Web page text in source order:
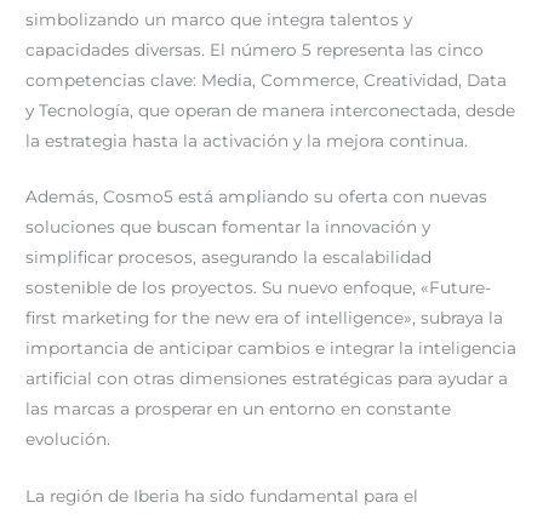
simbolizando un marco que integra talentos y
capacidades diversas. El número 5 representa las cinco
competencias clave: Media, Commerce, Creatividad, Data
y Tecnología, que operan de manera interconectada, desde
la estrategia hasta la activación y la mejora continua.
Además, Cosmo5 está ampliando su oferta con nuevas
soluciones que buscan fomentar la innovación y
simplificar procesos, asegurando la escalabilidad
sostenible de los proyectos. Su nuevo enfoque, «Future-
first marketing for the new era of intelligence», subraya la
importancia de anticipar cambios e integrar la inteligencia
artificial con otras dimensiones estratégicas para ayudar a
las marcas a prosperar en un entorno en constante
evolución.
La región de Iberia ha sido fundamental para el